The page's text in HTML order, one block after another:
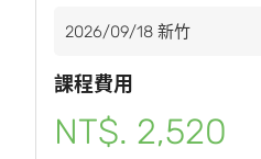
課程費用
NT$. 2,520